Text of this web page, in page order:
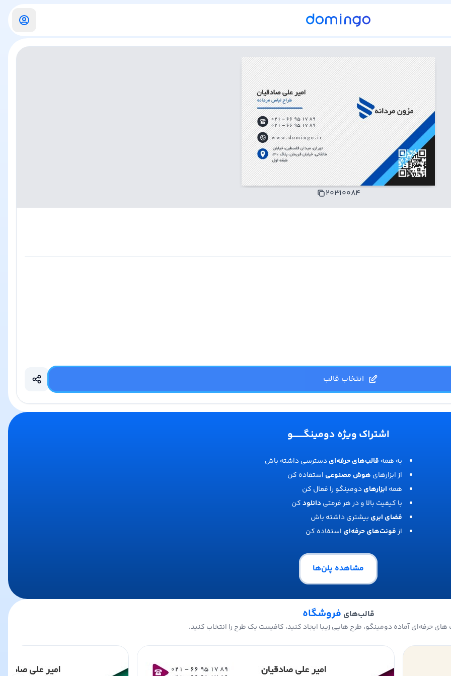
انتخاب قالب
۲۰۳۱۰۰۸۴
اشتراک ویژه دومینگـــــــو
به همه قالب‌های حرفه‌ایدسترسی داشته باش
از ابزارهای هوش مصنوعی استفاده کن
همه ابزارهایدومینگو را فعال کن
با کیفیت بالا و در هر فرمتی دانلودکن
فضای ابری بیشتری داشته باش
ازفونت‌های حرفه‌ای استفاده کن
مشاهده پلن‌ها
قالب‌های فروشگاه
حرفه‌ای آماده دومینگو، طرح هایی زیبا ایجاد کنید، کافیست یک طرح را انتخاب کنید.